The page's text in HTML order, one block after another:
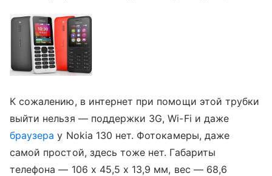
К сожалению, в интернет при помощи этой трубки
выйти нельзя — поддержки 3G, Wi-Fi и даже
браузера у Nokia 130 нет. Фотокамеры, даже
самой простой, здесь тоже нет. Габариты
телефона — 106 х 45,5 х 13,9 мм, вес — 68,6